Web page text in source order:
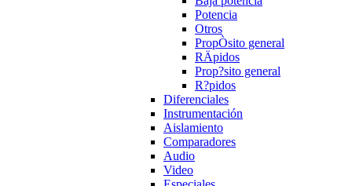
Potencia
Otros
PropÒsito general
RÄpidos
Prop?sito general
R?pidos
Diferenciales
Instrumentación
Aislamiento
Comparadores
Audio
Video